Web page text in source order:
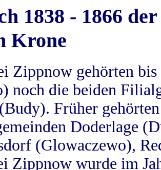
1838 - 1866
Krone
Zippnow gehörten
noch die beiden
Früher
Doderlage
(Glowaczewo),
Zippnow wurde im